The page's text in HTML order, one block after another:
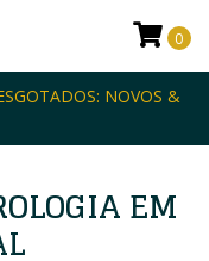
NOVOS &
0
EM